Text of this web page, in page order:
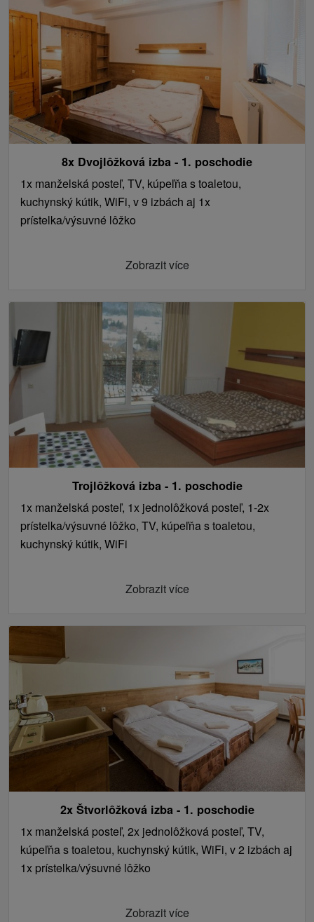
8x Dvojlôžková izba - 1. poschodie
1x manželská posteľ, TV, kúpeľňa s toaletou,
kuchynský kútik, WiFi, v 9 izbách aj 1x
prístelka/výsuvné lôžko
Zobrazit více
Trojlôžková izba - 1. poschodie
1x manželská posteľ, 1x jednolôžková posteľ, 1-2x
prístelka/výsuvné lôžko, TV, kúpeľňa s toaletou,
kuchynský kútik, WiFi
Zobrazit více
2x Štvorlôžková izba - 1. poschodie
1x manželská posteľ, 2x jednolôžková posteľ, TV,
kúpeľňa s toaletou, kuchynský kútik, WiFi, v 2 izbách aj
1x prístelka/výsuvné lôžko
Zobrazit více